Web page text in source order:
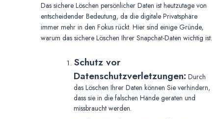
Das sichere Löschen persönlicher Daten ist heutzutage von
entscheidender Bedeutung, da die digitale Privatsphäre
immer mehr in den Fokus rückt. Hier sind einige Gründe,
warum das sichere Löschen Ihrer Snapchat-Daten wichtig ist:
Schutz vor
Datenschutzverletzungen: Durch
das Löschen Ihrer Daten können Sie verhindern,
dass sie in die falschen Hände geraten und
missbraucht werden.